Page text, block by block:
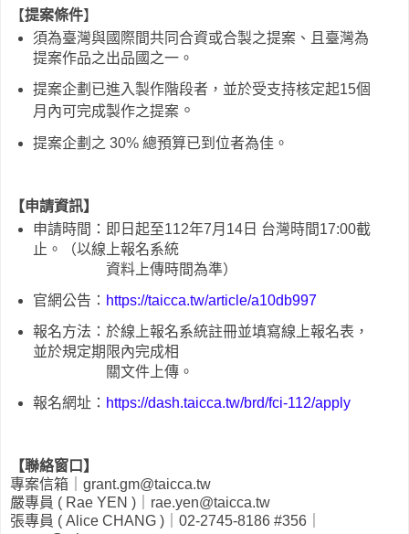
【提案條件】
須為臺灣與國際間共同合資或合製之提案、且臺灣為
提案作品之出品國之一 。
提案企劃已進入製作階段者，並於受支持核定起15個
月內可完成製作之提案 。
提案企劃之 30% 總預算已到位者為佳。
【申請資訊】
申請時間：即日起至112年7月14日 台灣時間17:00截
止。（以線上報名系統
資料上傳時間為準）
官網公告： https://taicca.tw/article/a10db997
報名方法：於線上報名系統註冊並填寫線上報名表，
並於規定期限內完成相
關文件上傳。
報名網址： https://dash.taicca.tw/brd/fci-112/apply
【聯絡窗口】
專案信箱｜grant.gm@taicca.tw
嚴專員 ( Rae YEN )｜rae.yen@taicca.tw
張專員 ( Alice CHANG )｜02-2745-8186 #356｜